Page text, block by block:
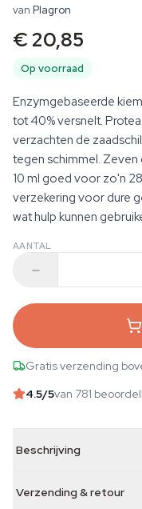
van Plagron
€ 20,85
Op voorraad
Enzymgebaseerde
tot 40% versnelt.
verzachten de
tegen schimmel. Zeven
10 ml goed voor zo'n
verzekering voor dure
wat hulp kunnen
AANTAL
Gratis verzending
4.5/5van 781
Beschrijving
Verzending & retour